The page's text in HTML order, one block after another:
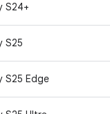
S24+
S25
S25 Edge